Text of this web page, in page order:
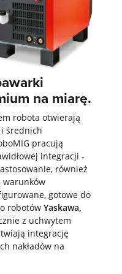
na miarę.
robota otwierają
średnich
pracują
integracji -
również
warunków
gotowe do
robotów Yaskawa,
z uchwytem
integrację
nakładów na